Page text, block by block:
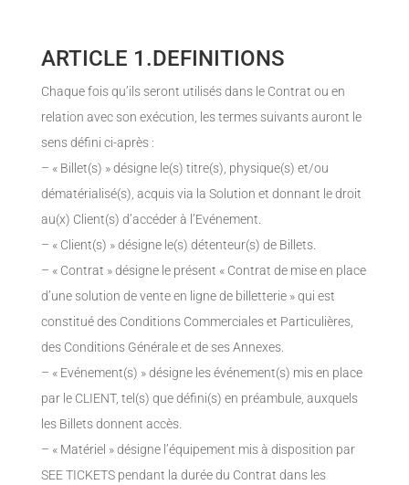
ARTICLE 1.DEFINITIONS
Chaque fois qu’ils seront utilisés dans le Contrat ou en
relation avec son exécution, les termes suivants auront le
sens défini ci-après :
– « Billet(s) » désigne le(s) titre(s), physique(s) et/ou
dématérialisé(s), acquis via la Solution et donnant le droit
au(x) Client(s) d’accéder à l’Evénement.
– « Client(s) » désigne le(s) détenteur(s) de Billets.
– « Contrat » désigne le présent « Contrat de mise en place
d’une solution de vente en ligne de billetterie » qui est
constitué des Conditions Commerciales et Particulières,
des Conditions Générale et de ses Annexes.
– « Evénement(s) » désigne les événement(s) mis en place
par le CLIENT, tel(s) que défini(s) en préambule, auxquels
les Billets donnent accès.
– « Matériel » désigne l’équipement mis à disposition par
SEE TICKETS pendant la durée du Contrat dans les